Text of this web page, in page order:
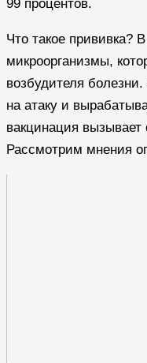
99 процентов.
Что такое прививка?
микроорганизмы,
возбудителя
на атаку и
вакцинация
Рассмотрим мнения